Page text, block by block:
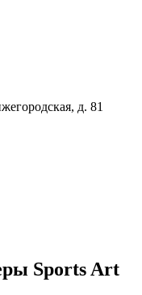
д. 81
Sports Art